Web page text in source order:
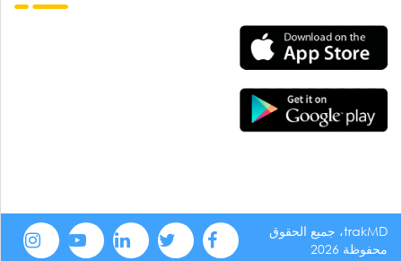
trakMD، جميع الحقوق
محفوظة 2026